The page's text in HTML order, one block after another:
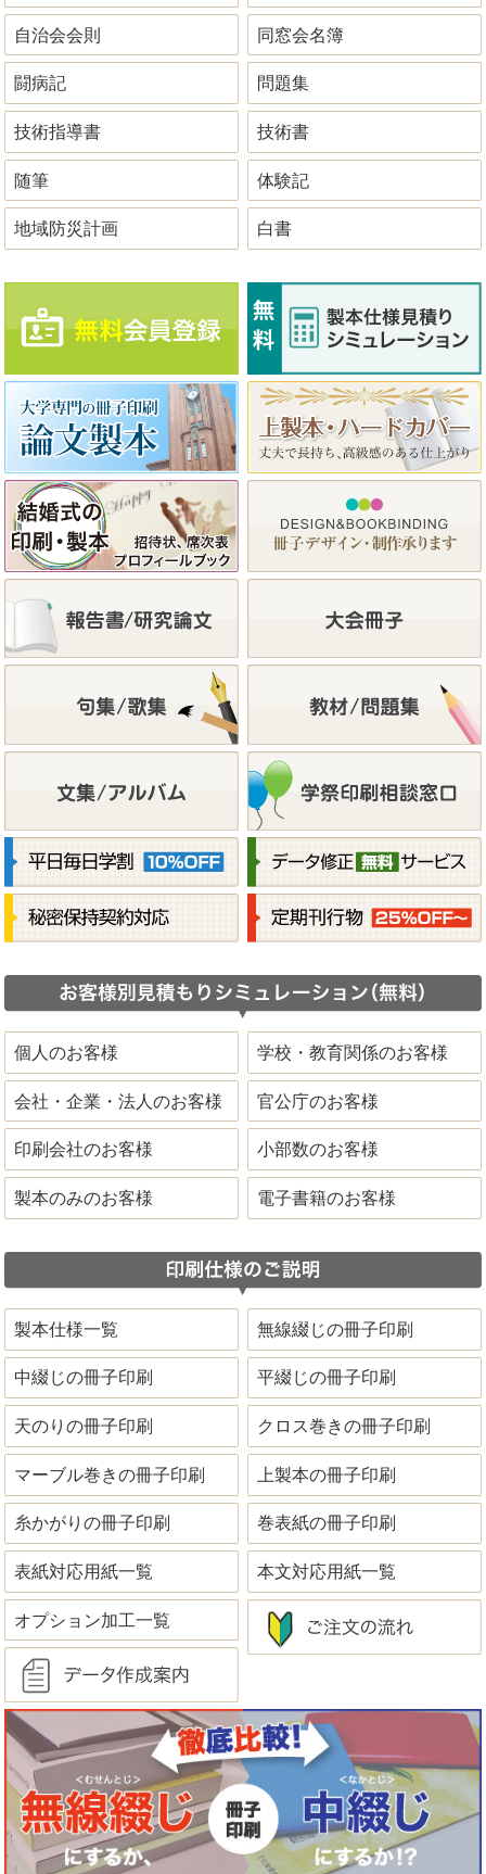
自治会会則 同窓会名簿
闘病記 問題集
技術指導書 技術書
随筆 体験記
地域防災計画 白書
個人のお客様 学校・教育関係のお客様
会社・企業・法人のお客様 官公庁のお客様
印刷会社のお客様 小部数のお客様
製本のみのお客様 電子書籍のお客様
製本仕様一覧 無線綴じの冊子印刷
中綴じの冊子印刷 平綴じの冊子印刷
天のりの冊子印刷 クロス巻きの冊子印刷
マーブル巻きの冊子印刷 上製本の冊子印刷
糸かがりの冊子印刷 巻表紙の冊子印刷
表紙対応用紙一覧 本文対応用紙一覧
オプション加工一覧